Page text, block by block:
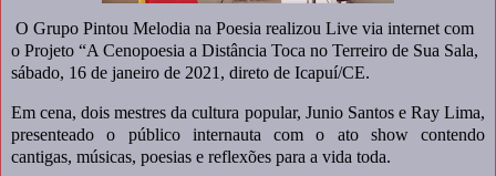
O Grupo Pintou Melodia na Poesia realizou Live via internet com
o Projeto “A Cenopoesia a Distância Toca no Terreiro de Sua Sala,
sábado, 16 de janeiro de 2021, direto de Icapuí/CE.
Em cena, dois mestres da cultura popular, Junio Santos e Ray Lima,
presenteado o público internauta com o ato show contendo
cantigas, músicas, poesias e reflexões para a vida toda.